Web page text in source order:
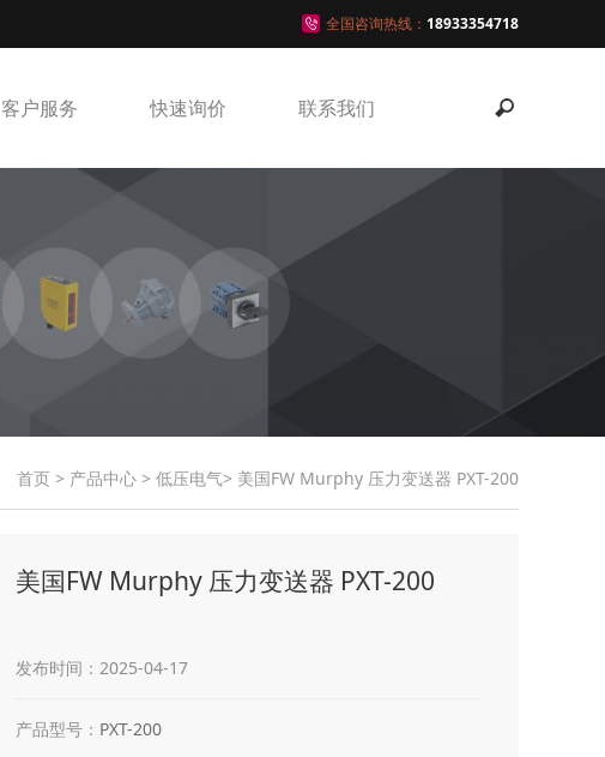
全国咨询热线： 18933354718
客户服务 快速询价 联系我们
首页 > 产品中心 > 低压电气> 美国FW Murphy 压力变送器 PXT-200
美国FW Murphy 压力变送器 PXT-200
发布时间：2025-04-17
产品型号： PXT-200